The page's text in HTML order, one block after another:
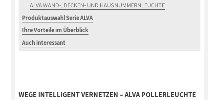
ALVA WAND-, DECKEN- UND HAUSNUMMERNLEUCHTE
Produktauswahl Serie ALVA
Ihre Vorteile im Überblick
Auch interessant
WEGE INTELLIGENT VERNETZEN – ALVA POLLERLEUCHTE